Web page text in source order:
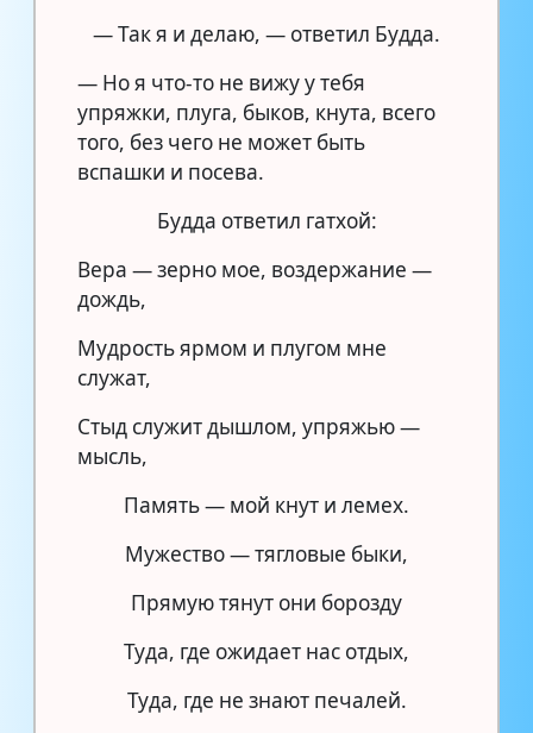
— Так я и делаю, — ответил Будда.
— Но я что-то не вижу у тебя
упряжки, плуга, быков, кнута, всего
того, без чего не может быть
вспашки и посева.
Будда ответил гатхой:
Вера — зерно мое, воздержание —
дождь,
Мудрость ярмом и плугом мне
служат,
Стыд служит дышлом, упряжью —
мысль,
Память — мой кнут и лемех.
Мужество — тягловые быки,
Прямую тянут они борозду
Туда, где ожидает нас отдых,
Туда, где не знают печалей.